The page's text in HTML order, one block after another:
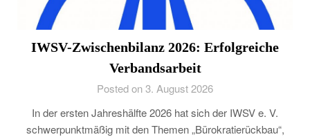
IWSV-Zwischenbilanz 2026: Erfolgreiche
Verbandsarbeit
Posted on 3. August 2026
In der ersten Jahreshälfte 2026 hat sich der IWSV e. V.
schwerpunktmäßig mit den Themen „Bürokratierückbau“,